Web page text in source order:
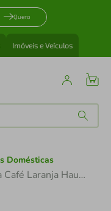
Quero
Imóveis e Veículos
Domésticas
Xícara Café Laranja Hauskraft 90ml Conjunto 6 Peças